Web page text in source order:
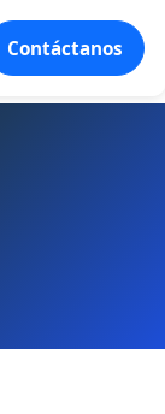
Contáctanos